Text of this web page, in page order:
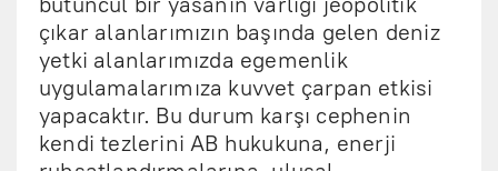
çıkar alanlarımızın başında gelen deniz
yetki alanlarımızda egemenlik
uygulamalarımıza kuvvet çarpan etkisi
yapacaktır. Bu durum karşı cephenin
kendi tezlerini AB hukukuna, enerji